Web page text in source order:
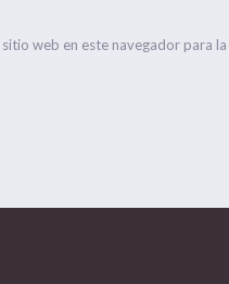
web en este navegador para